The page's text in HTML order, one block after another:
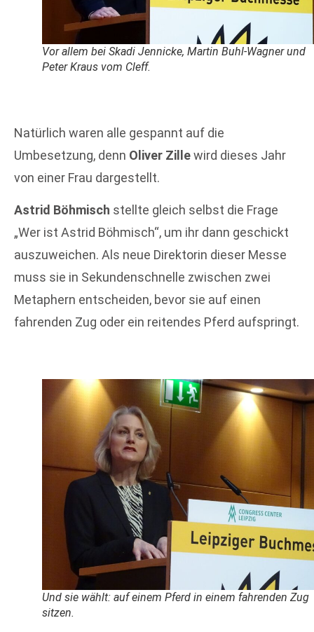
Vor allem bei Skadi Jennicke, Martin Buhl-Wagner und
Peter Kraus vom Cleff.
Natürlich waren alle gespannt auf die
Umbesetzung, denn Oliver Zillewird dieses Jahr
von einer Frau dargestellt.
Astrid Böhmisch stellte gleich selbst die Frage
„Wer ist Astrid Böhmisch“, um ihr dann geschickt
auszuweichen. Als neue Direktorin dieser Messe
muss sie in Sekundenschnelle zwischen zwei
Metaphern entscheiden, bevor sie auf einen
fahrenden Zug oder ein reitendes Pferd aufspringt.
Und sie wählt: auf einem Pferd in einem fahrenden Zug
sitzen.